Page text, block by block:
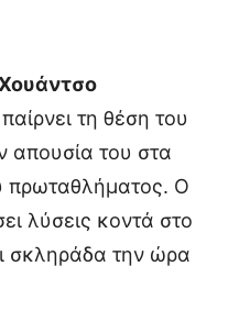
Χουάντσο
τη θέση του
απουσία του στα
πρωταθλήματος. Ο
λύσεις κοντά στο
σκληράδα την ώρα